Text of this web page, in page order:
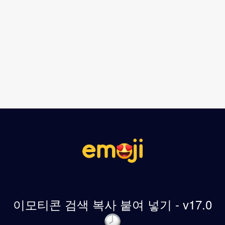
이모티콘 검색 복사 붙여 넣기 - v17.0